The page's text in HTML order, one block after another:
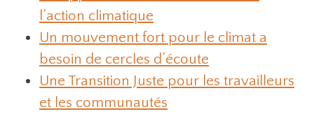
l’action climatique
Un mouvement fort pour le climat a
besoin de cercles d’écoute
Une Transition Juste pour les travailleurs
et les communautés